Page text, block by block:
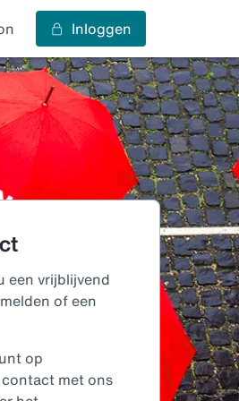
Inloggen
een vrijblijvend
of een
op
met ons